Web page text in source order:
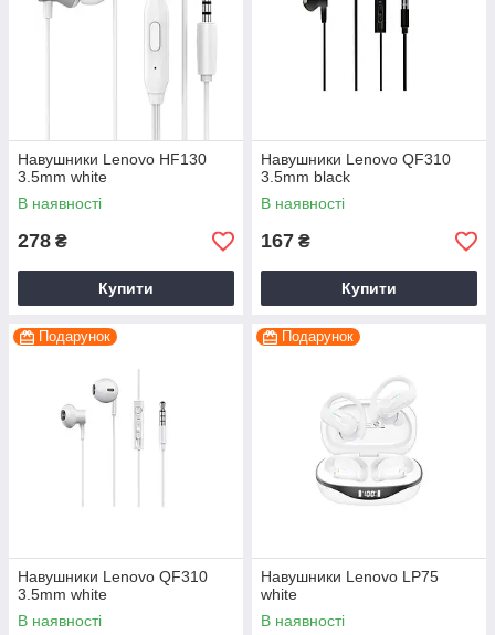
Навушники Lenovo HF130
3.5mm white
В наявності
278 ₴
Купити
Навушники Lenovo QF310
3.5mm black
В наявності
167 ₴
Купити
Подарунок
Навушники Lenovo QF310
3.5mm white
В наявності
Подарунок
Навушники Lenovo LP75
white
В наявності